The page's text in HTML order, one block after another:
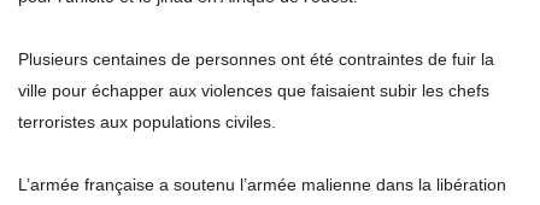
Plusieurs centaines de personnes ont été contraintes de fuir la
ville pour échapper aux violences que faisaient subir les chefs
terroristes aux populations civiles.
L’armée française a soutenu l’armée malienne dans la libération